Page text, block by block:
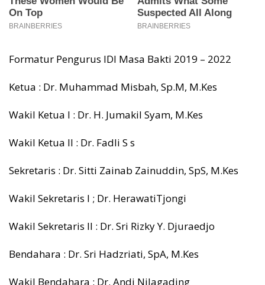
Formatur Pengurus IDI Masa Bakti 2019 – 2022
Ketua : Dr. Muhammad Misbah, Sp.M, M.Kes
Wakil Ketua I : Dr. H. Jumakil Syam, M.Kes
Wakil Ketua ll : Dr. Fadli S s
Sekretaris : Dr. Sitti Zainab Zainuddin, SpS, M.Kes
Wakil Sekretaris I ; Dr. HerawatiTjongi
Wakil Sekretaris ll : Dr. Sri Rizky Y. Djuraedjo
Bendahara : Dr. Sri Hadzriati, SpA, M.Kes
Wakil Bendahara : Dr. Andi Nilagading